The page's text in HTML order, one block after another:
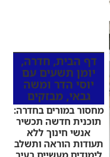
דף הבית, חדרה,
יומן תשעים עם
יוסי הדר ומשה
גבאי, מבזקים
מחסור במורים בחדרה:
תוכנית חדשה תכשיר
אנשי חינוך ללא
תעודות הוראה ותשלב